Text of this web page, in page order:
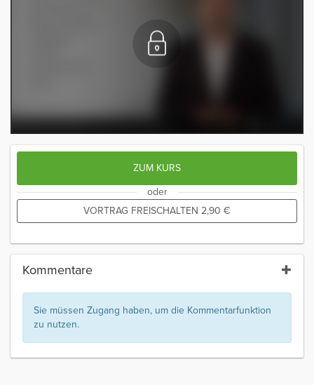
ZUM KURS
oder
VORTRAG FREISCHALTEN 2,90 €
Kommentare
Sie müssen Zugang haben, um die Kommentarfunktion
zu nutzen.